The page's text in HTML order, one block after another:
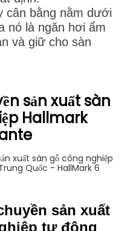
cân bằng nằm dưới
nó là ngăn hơi ẩm
và giữ cho sàn
sản xuất sàn
Hallmark
sản xuất
tự động